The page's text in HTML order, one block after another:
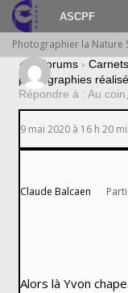
ASCPF
Photographier la Nature
› Forums ›
photographies
Répondre à : Au
9 mai 2020 à 16 h 20
Claude Balcaen
Alors là Yvon